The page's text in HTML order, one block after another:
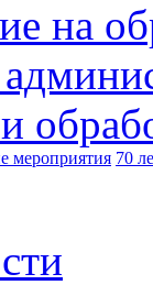
на
мероприятия 70